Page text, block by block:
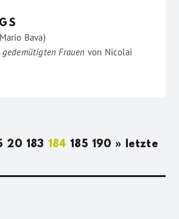
Bava)
Frauen von Nicolai
20 183 184 185 190 » letzte